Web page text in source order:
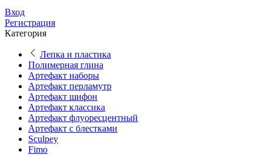
Вход
Регистрация
Категория
Лепка и пластика
Полимерная глина
Артефакт наборы
Артефакт перламутр
Артефакт шифон
Артефакт классика
Артефакт флуоресцентный
Артефакт с блестками
Sculpey
Fimo